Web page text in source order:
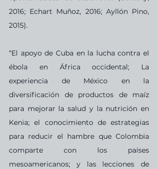
2016; Echart Muñoz, 2016; Ayllón Pino,
2015).
“El apoyo de Cuba en la lucha contra el
ébola en África occidental; La
experiencia de México en la
diversificación de productos de maíz
para mejorar la salud y la nutrición en
Kenia; el conocimiento de estrategias
para reducir el hambre que Colombia
comparte con los países
mesoamericanos; y las lecciones de